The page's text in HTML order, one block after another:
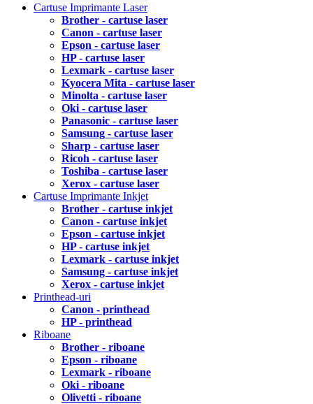
Cartuse Imprimante Laser
Brother - cartuse laser
Canon - cartuse laser
Epson - cartuse laser
HP - cartuse laser
Lexmark - cartuse laser
Kyocera Mita - cartuse laser
Minolta - cartuse laser
Oki - cartuse laser
Panasonic - cartuse laser
Samsung - cartuse laser
Sharp - cartuse laser
Ricoh - cartuse laser
Toshiba - cartuse laser
Xerox - cartuse laser
Cartuse Imprimante Inkjet
Brother - cartuse inkjet
Canon - cartuse inkjet
Epson - cartuse inkjet
HP - cartuse inkjet
Lexmark - cartuse inkjet
Samsung - cartuse inkjet
Xerox - cartuse inkjet
Printhead-uri
Canon - printhead
HP - printhead
Riboane
Brother - riboane
Epson - riboane
Lexmark - riboane
Oki - riboane
Olivetti - riboane